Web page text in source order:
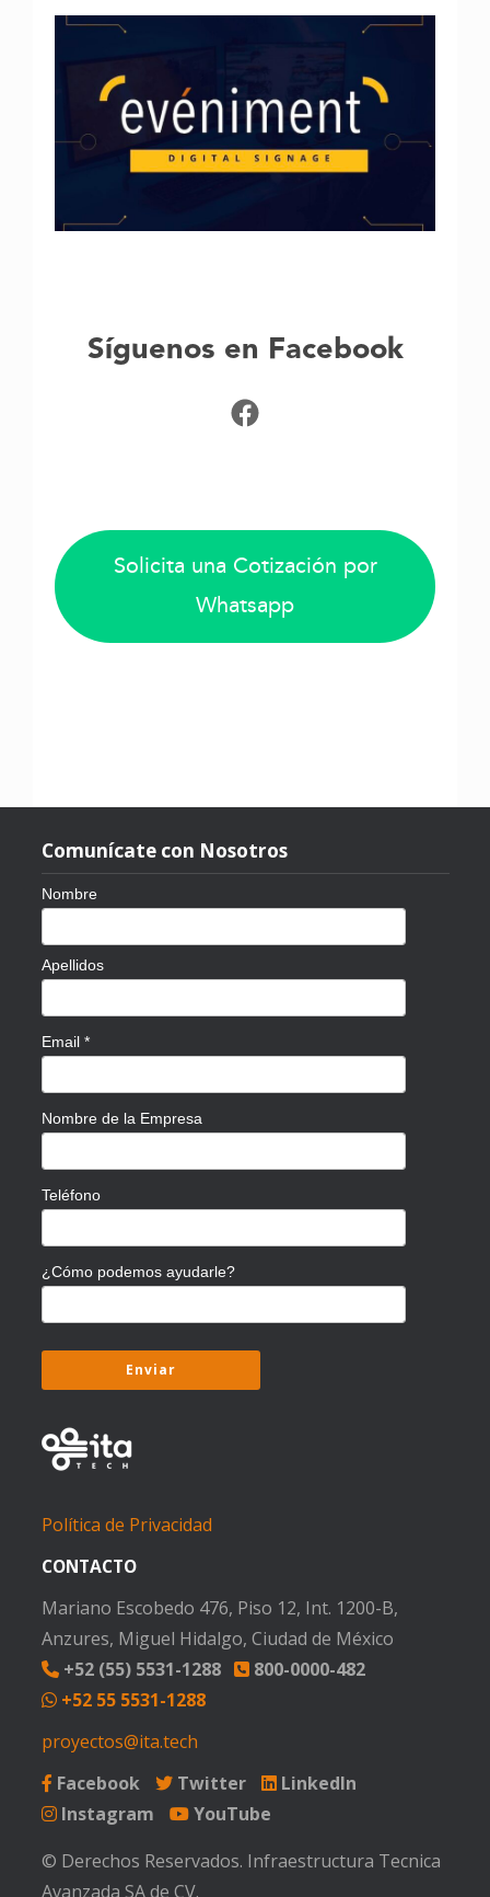
Síguenos en Facebook
Facebook
Solicita una Cotización por
Whatsapp
Comunícate con Nosotros
Nombre
Apellidos
Email *
Nombre de la Empresa
Teléfono
¿Cómo podemos ayudarle?
Política de Privacidad
CONTACTO
Mariano Escobedo 476, Piso 12, Int. 1200-B,
Anzures, Miguel Hidalgo, Ciudad de México
+52 (55) 5531-1288
800-0000-482
+52 55 5531-1288
proyectos@ita.tech
Facebook
Twitter
LinkedIn
Instagram
YouTube
© Derechos Reservados. Infraestructura Tecnica
Avanzada SA de CV.